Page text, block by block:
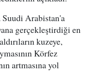
Arabistan'a
gerçekleştirdiği en
kuzeye,
Körfez
artmasına yol